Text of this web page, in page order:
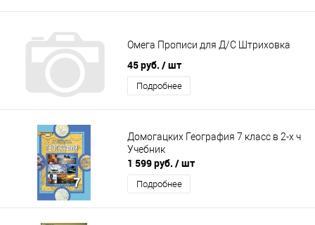
Омега Прописи для Д/С Штриховка
45 руб. / шт
Подробнее
Домогацких География 7 класс в 2-х ч
Учебник
1 599 руб. / шт
Подробнее